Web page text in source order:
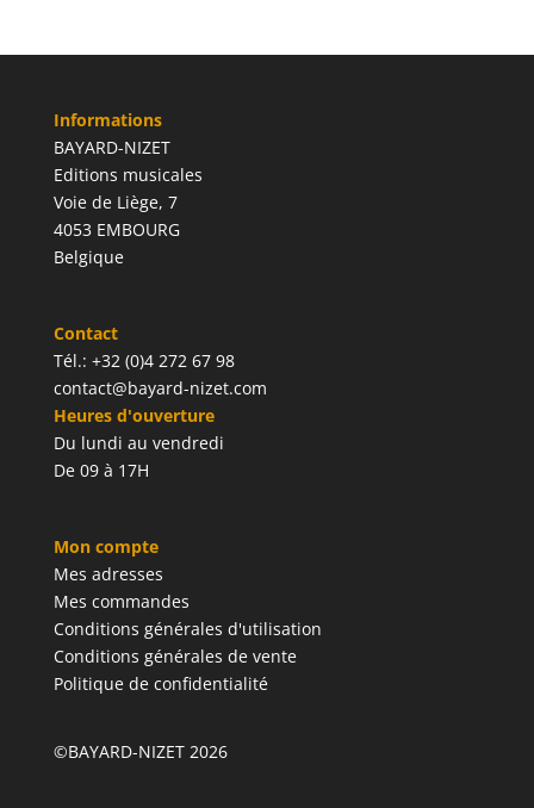
Informations
BAYARD-NIZET
Editions musicales
Voie de Liège, 7
4053 EMBOURG
Belgique
Contact
Tél.: +32 (0)4 272 67 98
contact@bayard-nizet.com
Heures d'ouverture
Du lundi au vendredi
De 09 à 17H
Mon compte
Mes adresses
Mes commandes
Conditions générales d'utilisation
Conditions générales de vente
Politique de confidentialité
©BAYARD-NIZET 2026